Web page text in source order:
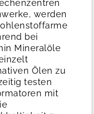
werden
bei
Mineralöle
Ölen zu
testen
mit